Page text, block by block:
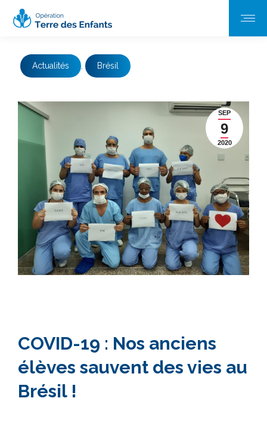
SEP
9
2020
COVID-19 : Nos anciens
élèves sauvent des vies au
Brésil !
Actualités Brésil